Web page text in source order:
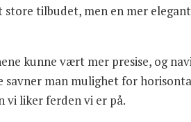
store tilbudet, men en mer
kunne vært mer presise, og
savner man mulighet for
vi liker ferden vi er på.